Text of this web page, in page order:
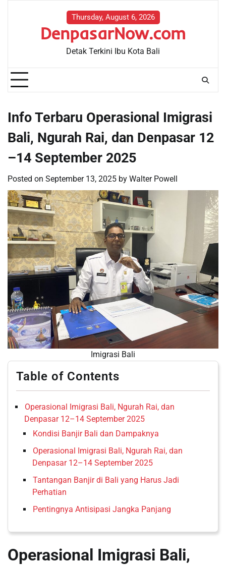
Thursday, August 6, 2026
DenpasarNow.com
Detak Terkini Ibu Kota Bali
Info Terbaru Operasional Imigrasi
Bali, Ngurah Rai, dan Denpasar 12
–14 September 2025
Posted on September 13, 2025 by Walter Powell
Imigrasi Bali
Table of Contents
Operasional Imigrasi Bali, Ngurah Rai, dan
Denpasar 12–14 September 2025
Kondisi Banjir Bali dan Dampaknya
Operasional Imigrasi Bali, Ngurah Rai, dan
Denpasar 12–14 September 2025
Tantangan Banjir di Bali yang Harus Jadi
Perhatian
Pentingnya Antisipasi Jangka Panjang
Operasional Imigrasi Bali,